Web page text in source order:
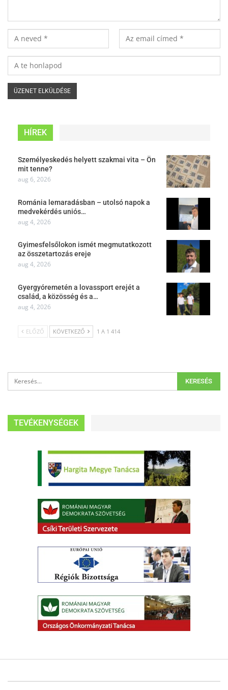
HÍREK
Személyeskedés helyett szakmai vita – Ön
mit tenne?
aug 6, 2026
Románia lemaradásban – utolsó napok a
medvekérdés uniós…
aug 4, 2026
Gyimesfelsőlokon ismét megmutatkozott
az összetartozás ereje
aug 4, 2026
Gyergyóremetén a lovassport erejét a
család, a közösség és a…
aug 4, 2026
ELŐZŐ KÖVETKEZŐ 1 A 1 414
TEVÉKENYSÉGEK